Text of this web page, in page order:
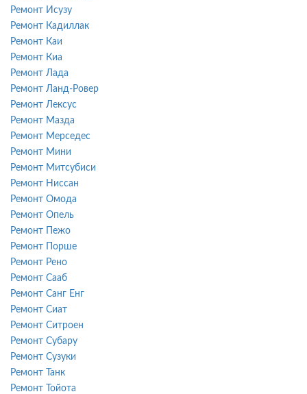
Ремонт Исузу
Ремонт Кадиллак
Ремонт Каи
Ремонт Киа
Ремонт Лада
Ремонт Ланд-Ровер
Ремонт Лексус
Ремонт Мазда
Ремонт Мерседес
Ремонт Мини
Ремонт Митсубиси
Ремонт Ниссан
Ремонт Омода
Ремонт Опель
Ремонт Пежо
Ремонт Порше
Ремонт Рено
Ремонт Сааб
Ремонт Санг Енг
Ремонт Сиат
Ремонт Ситроен
Ремонт Субару
Ремонт Сузуки
Ремонт Танк
Ремонт Тойота